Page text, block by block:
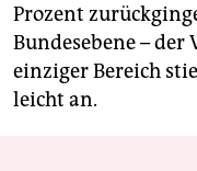
Prozent
Bundesebene – der
einziger Bereich
leicht an.